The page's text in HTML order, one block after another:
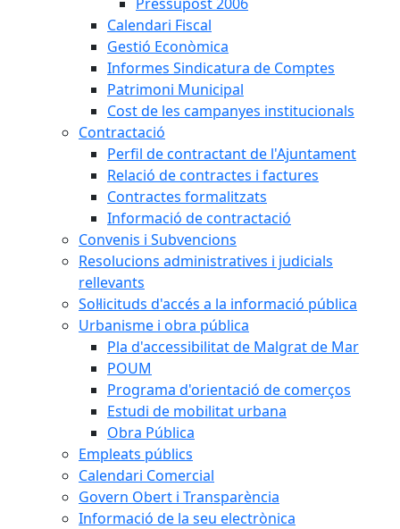
Calendari Fiscal
Gestió Econòmica
Informes Sindicatura de Comptes
Patrimoni Municipal
Cost de les campanyes institucionals
Contractació
Perfil de contractant de l'Ajuntament
Relació de contractes i factures
Contractes formalitzats
Informació de contractació
Convenis i Subvencions
Resolucions administratives i judicials
rellevants
Sol·licituds d'accés a la informació pública
Urbanisme i obra pública
Pla d'accessibilitat de Malgrat de Mar
POUM
Programa d'orientació de comerços
Estudi de mobilitat urbana
Obra Pública
Empleats públics
Calendari Comercial
Govern Obert i Transparència
Informació de la seu electrònica